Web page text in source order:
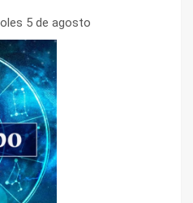
5 de agosto